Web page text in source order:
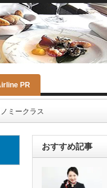
PR
ミークラス
おすすめ記事